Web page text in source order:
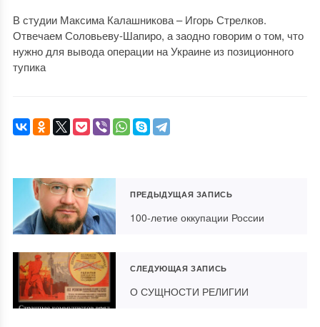
В студии Максима Калашникова – Игорь Стрелков.
Отвечаем Соловьеву-Шапиро, а заодно говорим о том, что
нужно для вывода операции на Украине из позиционного
тупика
ПРЕДЫДУЩАЯ ЗАПИСЬ
100-летие оккупации России
СЛЕДУЮЩАЯ ЗАПИСЬ
О СУЩНОСТИ РЕЛИГИИ